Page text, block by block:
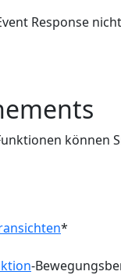
Response
können
*
-